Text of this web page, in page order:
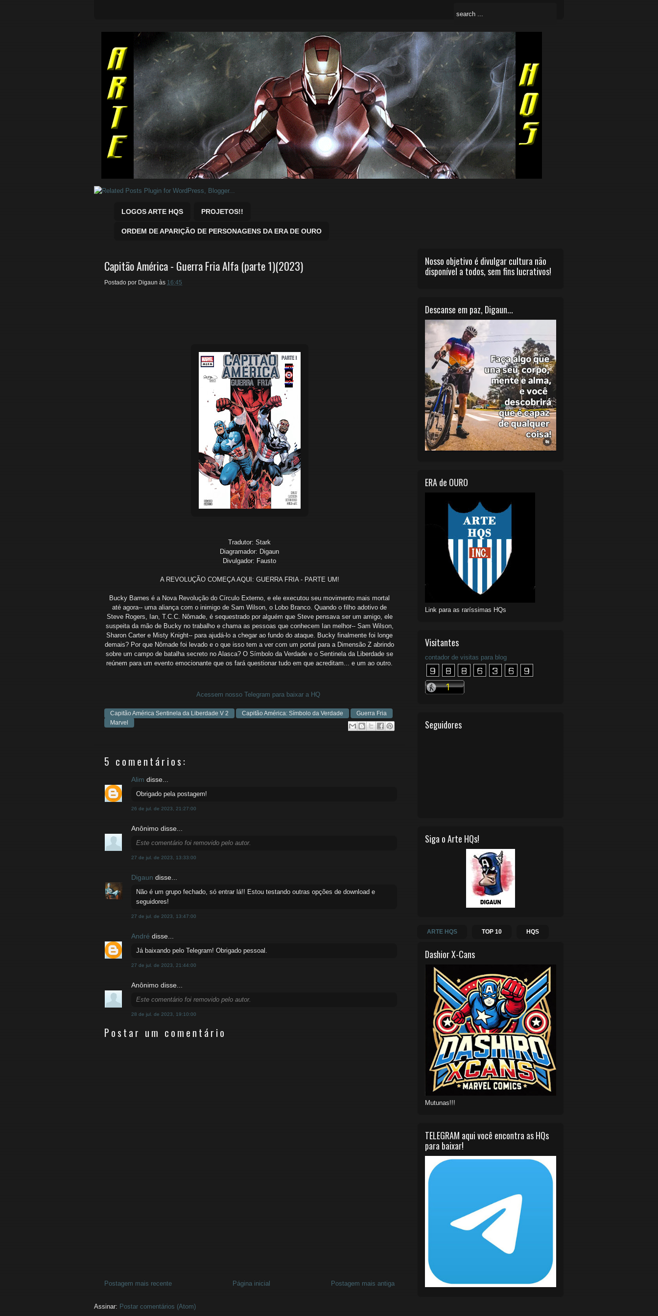
Quadrinhos Marvel e DC para baixar.
LOGOS ARTE HQS PROJETOS!!
ORDEM DE APARIÇÃO DE PERSONAGENS DA ERA DE OURO
Capitão América - Guerra Fria Alfa (parte 1)(2023)
Postado por Digaun às 16:45
Tradutor: Stark
Diagramador: Digaun
Divulgador: Fausto
A REVOLUÇÃO COMEÇA AQUI: GUERRA FRIA - PARTE UM!
Bucky Barnes é a Nova Revolução do Círculo Externo, e ele executou seu movimento mais mortal
até agora-- uma aliança com o inimigo de Sam Wilson, o Lobo Branco. Quando o filho adotivo de
Steve Rogers, Ian, T.C.C. Nômade, é sequestrado por alguém que Steve pensava ser um amigo, ele
suspeita da mão de Bucky no trabalho e chama as pessoas que conhecem Ian melhor-- Sam Wilson,
Sharon Carter e Misty Knight-- para ajudá-lo a chegar ao fundo do ataque. Bucky finalmente foi longe
demais? Por que Nômade foi levado e o que isso tem a ver com um portal para a Dimensão Z abrindo
sobre um campo de batalha secreto no Alasca? O Símbolo da Verdade e o Sentinela da Liberdade se
reúnem para um evento emocionante que os fará questionar tudo em que acreditam... e um ao outro.
Acessem nosso Telegram para baixar a HQ
Capitão América Sentinela da Liberdade V 2 Capitão América: Símbolo da Verdade
Guerra Fria
Marvel
5 comentários:
Alim disse...
Obrigado pela postagem!
26 de jul. de 2023, 21:27:00
Anônimo disse...
Este comentário foi removido pelo autor.
27 de jul. de 2023, 13:33:00
Digaun disse...
Não é um grupo fechado, só entrar lá!! Estou testando outras opções de download e
seguidores!
27 de jul. de 2023, 13:47:00
André disse...
Já baixando pelo Telegram! Obrigado pessoal.
27 de jul. de 2023, 21:44:00
Anônimo disse...
Este comentário foi removido pelo autor.
28 de jul. de 2023, 19:10:00
Postar um comentário
Postagem mais recente Postagem mais antiga
Página inicial
Assinar: Postar comentários (Atom)
Nosso objetivo é divulgar cultura não
disponível a todos, sem fins lucrativos!
Descanse em paz, Digaun...
ERA de OURO
Link para as raríssimas HQs
Visitantes
contador de visitas para blog
Seguidores
Siga o Arte HQs!
ARTE HQS TOP 10 HQS
Dashior X-Cans
Mutunas!!!
TELEGRAM aqui você encontra as HQs
para baixar!